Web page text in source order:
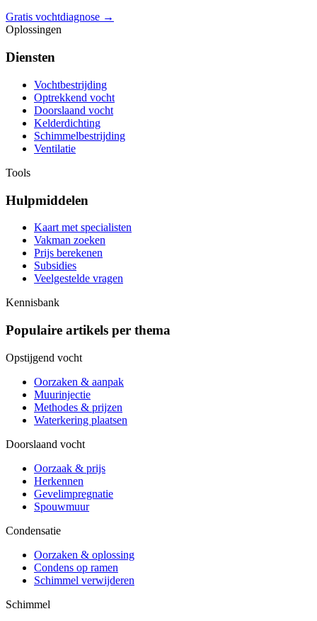
Gratis vochtdiagnose →
Oplossingen
Diensten
Vochtbestrijding
Optrekkend vocht
Doorslaand vocht
Kelderdichting
Schimmelbestrijding
Ventilatie
Tools
Hulpmiddelen
Kaart met specialisten
Vakman zoeken
Prijs berekenen
Subsidies
Veelgestelde vragen
Kennisbank
Populaire artikels per thema
Opstijgend vocht
Oorzaken & aanpak
Muurinjectie
Methodes & prijzen
Waterkering plaatsen
Doorslaand vocht
Oorzaak & prijs
Herkennen
Gevelimpregnatie
Spouwmuur
Condensatie
Oorzaken & oplossing
Condens op ramen
Schimmel verwijderen
Schimmel